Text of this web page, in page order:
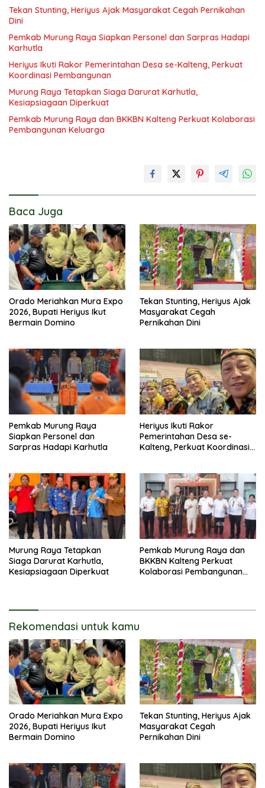
Tekan Stunting, Heriyus Ajak Masyarakat Cegah Pernikahan
Dini
Pemkab Murung Raya Siapkan Personel dan Sarpras Hadapi
Karhutla
Heriyus Ikuti Rakor Pemerintahan Desa se-Kalteng, Perkuat
Koordinasi Pembangunan
Murung Raya Tetapkan Siaga Darurat Karhutla,
Kesiapsiagaan Diperkuat
Pemkab Murung Raya dan BKKBN Kalteng Perkuat Kolaborasi
Pembangunan Keluarga
Baca Juga
Orado Meriahkan Mura Expo
2026, Bupati Heriyus Ikut
Bermain Domino
Tekan Stunting, Heriyus Ajak
Masyarakat Cegah
Pernikahan Dini
Pemkab Murung Raya
Siapkan Personel dan
Sarpras Hadapi Karhutla
Heriyus Ikuti Rakor
Pemerintahan Desa se-
Kalteng, Perkuat Koordinasi
Murung Raya Tetapkan
Siaga Darurat Karhutla,
Kesiapsiagaan Diperkuat
Pemkab Murung Raya dan
BKKBN Kalteng Perkuat
Kolaborasi Pembangunan
Rekomendasi untuk kamu
Orado Meriahkan Mura Expo
2026, Bupati Heriyus Ikut
Bermain Domino
Tekan Stunting, Heriyus Ajak
Masyarakat Cegah
Pernikahan Dini